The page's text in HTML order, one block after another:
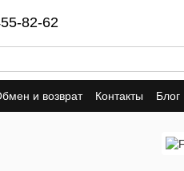
82-62
и возврат Контакты Блог